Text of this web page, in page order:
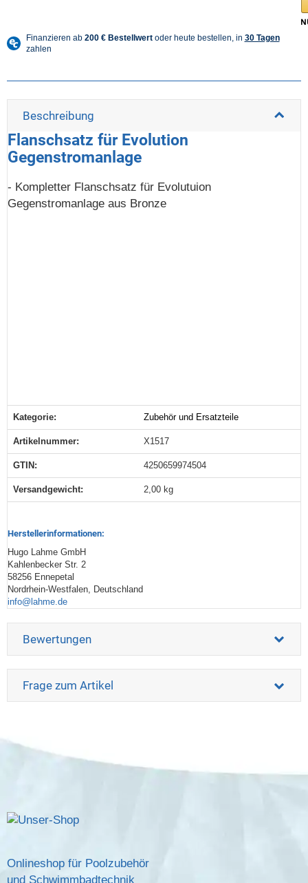
Beschreibung
Flanschsatz für Evolution
Gegenstromanlage
- Kompletter Flanschsatz für Evolutuion
Gegenstromanlage aus Bronze
Produkteigenschaft
Wert
Kategorie: Zubehör und Ersatzteile
Artikelnummer: X1517
GTIN: 4250659974504
Versandgewicht‍: 2,00 kg
Herstellerinformationen:
Hugo Lahme GmbH
Kahlenbecker Str. 2
58256 Ennepetal
Nordrhein-Westfalen, Deutschland
info@lahme.de
Bewertungen
Frage zum Artikel
Onlineshop für Poolzubehör
und Schwimmbadtechnik